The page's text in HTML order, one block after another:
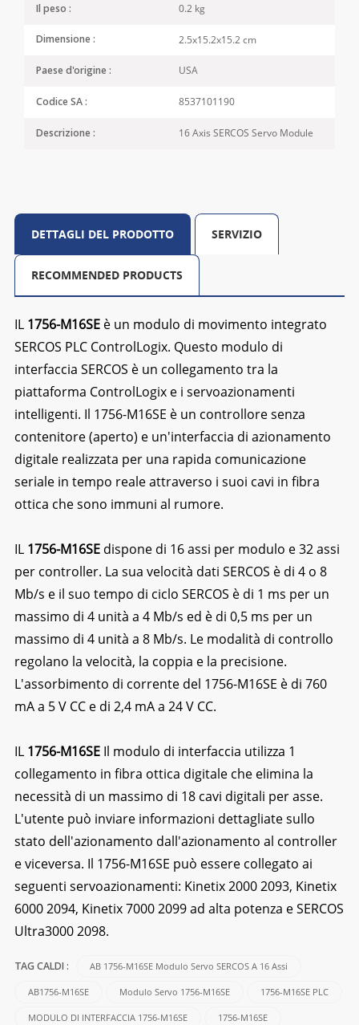
Il peso : 0.2 kg
Dimensione : 2.5x15.2x15.2 cm
Paese d'origine : USA
Codice SA : 8537101190
Descrizione : 16 Axis SERCOS Servo Module
DETTAGLI DEL PRODOTTO SERVIZIO
RECOMMENDED PRODUCTS
IL1756-M16SEè un modulo di movimento integrato
SERCOS PLC ControlLogix. Questo modulo di
interfaccia SERCOS è un collegamento tra la
piattaforma ControlLogix e i servoazionamenti
intelligenti. Il 1756-M16SE è un controllore senza
contenitore (aperto) e un'interfaccia di azionamento
digitale realizzata per una rapida comunicazione
seriale in tempo reale attraverso i suoi cavi in fibra
ottica che sono immuni al rumore.
IL 1756-M16SE dispone di 16 assi per modulo e 32 assi
per controller. La sua velocità dati SERCOS è di 4 o 8
Mb/s e il suo tempo di ciclo SERCOS è di 1 ms per un
massimo di 4 unità a 4 Mb/s ed è di 0,5 ms per un
massimo di 4 unità a 8 Mb/s. Le modalità di controllo
regolano la velocità, la coppia e la precisione.
L'assorbimento di corrente del 1756-M16SE è di 760
mA a 5 V CC e di 2,4 mA a 24 V CC.
IL 1756-M16SEIl modulo di interfaccia utilizza 1
collegamento in fibra ottica digitale che elimina la
necessità di un massimo di 18 cavi digitali per asse.
L'utente può inviare informazioni dettagliate sullo
stato dell'azionamento dall'azionamento al controller
e viceversa. Il 1756-M16SE può essere collegato ai
seguenti servoazionamenti: Kinetix 2000 2093, Kinetix
6000 2094, Kinetix 7000 2099 ad alta potenza e SERCOS
Ultra3000 2098.
TAG CALDI : AB 1756-M16SE Modulo Servo SERCOS A 16 Assi
AB1756-M16SE Modulo Servo 1756-M16SE 1756-M16SE PLC
MODULO DI INTERFACCIA 1756-M16SE 1756-M16SE